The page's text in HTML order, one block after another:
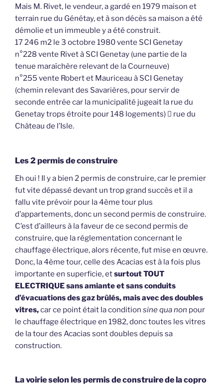
Mais M. Rivet, le vendeur, a gardé en 1979 maison et
terrain rue du Génétay, et à son décès sa maison a été
démolie et un immeuble y a été construit.
17 246 m2 le 3 octobre 1980 vente SCI Genetay
n°228 vente Rivet à SCI Genetay (une partie de la
tenue maraîchère relevant de la Courneuve)
n°255 vente Robert et Mauriceau à SCI Genetay
(chemin relevant des Savarières, pour servir de
seconde entrée car la municipalité jugeait la rue du
Genetay trops étroite pour 148 logements)  rue du
Château de l’Isle.
Les 2 permis de construire
Eh oui ! Il y a bien 2 permis de construire, car le premier
fut vite dépassé devant un trop grand succès et il a
fallu vite prévoir pour la 4ème tour plus
d’appartements, donc un second permis de construire.
C’est d’ailleurs à la faveur de ce second permis de
construire, que la réglementation concernant le
chauffage électrique, alors récente, fut mise en œuvre.
Donc, la 4ème tour, celle des Acacias est à la fois plus
importante en superficie, etsurtout TOUT
ELECTRIQUE sans amiante et sans conduits
d’évacuations des gaz brûlés,mais avec des doubles
vitres,car ce point était la condition sine qua non pour
le chauffage électrique en 1982, donc toutes les vitres
de la tour des Acacias sont doubles depuis sa
construction.
La voirie selon les permis de construire de la copro